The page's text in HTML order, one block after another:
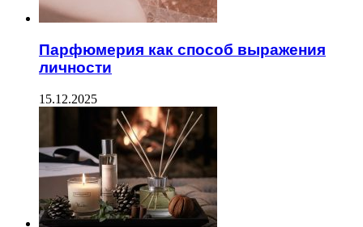
Парфюмерия как способ выражения
личности
15.12.2025